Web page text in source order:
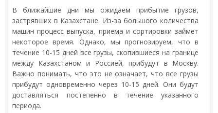
В ближайшие дни мы ожидаем прибытие грузов,
застрявших в Казахстане. Из-за большого количества
машин процесс выпуска, приема и сортировки займет
некоторое время. Однако, мы прогнозируем, что в
течение 10-15 дней все грузы, скопившиеся на границе
между Казахстаном и Россией, прибудут в Москву.
Важно понимать, что это не означает, что все грузы
прибудут одновременно через 10-15 дней. Они будут
доставляться постепенно в течение указанного
периода.